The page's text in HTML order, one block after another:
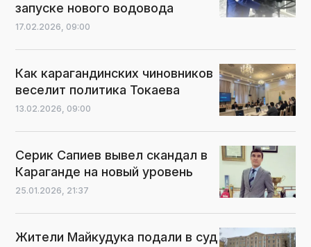
запуске нового водовода
17.02.2026, 09:00
Как карагандинских чиновников
веселит политика Токаева
13.02.2026, 09:00
Серик Сапиев вывел скандал в
Караганде на новый уровень
25.01.2026, 21:37
Жители Майкудука подали в суд